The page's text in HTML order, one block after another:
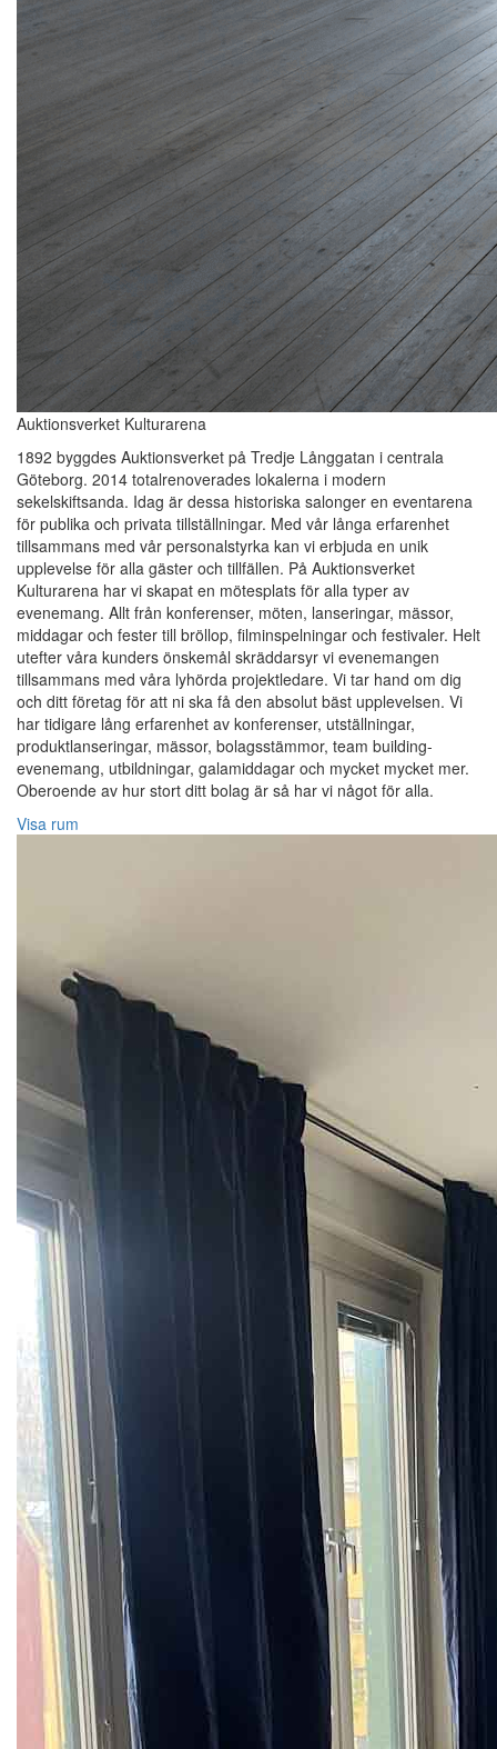
Auktionsverket Kulturarena
1892 byggdes Auktionsverket på Tredje Långgatan i centrala
Göteborg. 2014 totalrenoverades lokalerna i modern
sekelskiftsanda. Idag är dessa historiska salonger en eventarena
för publika och privata tillställningar. Med vår långa erfarenhet
tillsammans med vår personalstyrka kan vi erbjuda en unik
upplevelse för alla gäster och tillfällen. På Auktionsverket
Kulturarena har vi skapat en mötesplats för alla typer av
evenemang. Allt från konferenser, möten, lanseringar, mässor,
middagar och fester till bröllop, filminspelningar och festivaler. Helt
utefter våra kunders önskemål skräddarsyr vi evenemangen
tillsammans med våra lyhörda projektledare. Vi tar hand om dig
och ditt företag för att ni ska få den absolut bäst upplevelsen. Vi
har tidigare lång erfarenhet av konferenser, utställningar,
produktlanseringar, mässor, bolagsstämmor, team building-
evenemang, utbildningar, galamiddagar och mycket mycket mer.
Oberoende av hur stort ditt bolag är så har vi något för alla.
Visa rum